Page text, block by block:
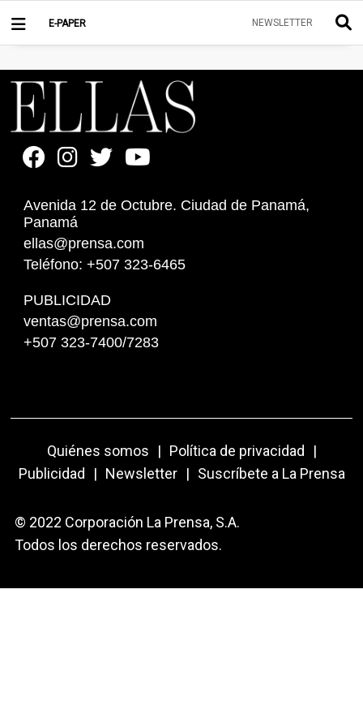
E-PAPER NEWSLETTER
Avenida 12 de Octubre. Ciudad de Panamá,
Panamá
ellas@prensa.com
Teléfono: +507 323-6465
PUBLICIDAD
ventas@prensa.com
+507 323-7400/7283
Quiénes somos | Política de privacidad
|
Publicidad
| Newsletter | Suscríbete a La Prensa
© 2022 Corporación La Prensa, S.A.
Todos los derechos reservados.